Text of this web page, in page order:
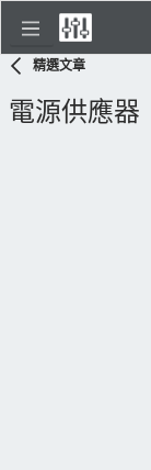
精選文章
電源供應器